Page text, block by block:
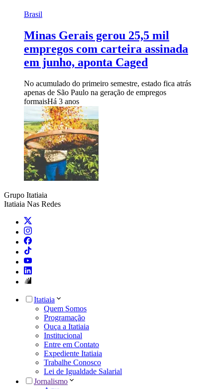
Brasil
Minas Gerais gerou 25,5 mil
empregos com carteira assinada
em junho, aponta Caged
No acumulado do primeiro semestre, estado fica atrás
apenas de São Paulo na geração de empregos
formaisHá 3 anos
Grupo Itatiaia
Itatiaia Nas Redes
Itatiaia
Quem Somos
Programação
Ouça a Itatiaia
Institucional
Entre em Contato
Expediente Itatiaia
Trabalhe Conosco
Lei de Igualdade Salarial
Jornalismo